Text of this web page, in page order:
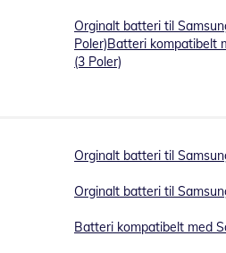
Orginalt batteri til
Poler)Batteri kompatibelt
(3 Poler)
Orginalt batteri til
Orginalt batteri til
Batteri kompatibelt med